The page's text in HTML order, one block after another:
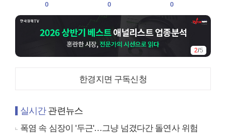
0
0
0
2/5
한경지면 구독신청
실시간관련뉴스
폭염 속 심장이 '두근'…그냥 넘겼다간 돌연사 위험